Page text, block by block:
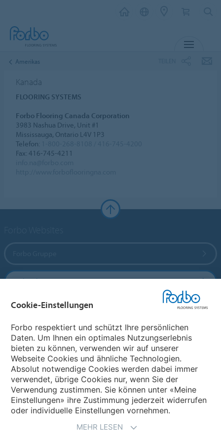
Amerikas
Kanada
FLOORING SYSTEMS
Forbo Flooring Canada Corporation
3983 Nashua Drive, Unit #1
Mississauga, Ontario L4V 1P3
Telefon:
Fax: 416-745-4211
Forbo Flooring Systems
Forbo Movement Systems
Land auswählen
Land auswählen
Cookie-Einstellungen
Forbo respektiert und schützt Ihre persönlichen
Daten. Um Ihnen ein optimales Nutzungserlebnis
bieten zu können, verwenden wir auf unserer
Webseite Cookies und ähnliche Technologien.
Absolut notwendige Cookies werden dabei immer
verwendet, übrige Cookies nur, wenn Sie der
Verwendung zustimmen. Sie können unter «Meine
Einstellungen» ihre Zustimmung jederzeit widerrufen
oder individuelle Einstellungen vornehmen.
MEHR LESEN